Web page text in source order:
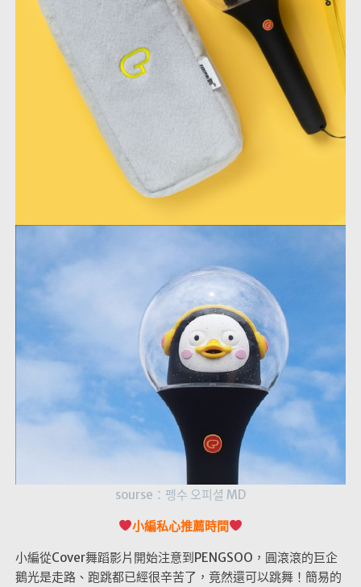
sourse：펭수 오피셜 MD
小編私心推薦時間
小編從Cover舞蹈影片開始注意到PENGSOO，圓滾滾的巨企
鵝光是走路、跑跳都已經很辛苦了，竟然還可以跳舞！簡易的